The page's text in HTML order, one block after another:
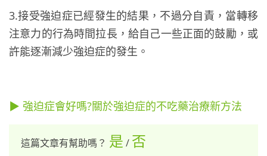
3.接受強迫症已經發生的結果，不過分自責，當轉移
注意力的行為時間拉長，給自己一些正面的鼓勵，或
許能逐漸減少強迫症的發生。
▶ 強迫症會好嗎?關於強迫症的不吃藥治療新方法
這篇文章有幫助嗎？ 是 / 否